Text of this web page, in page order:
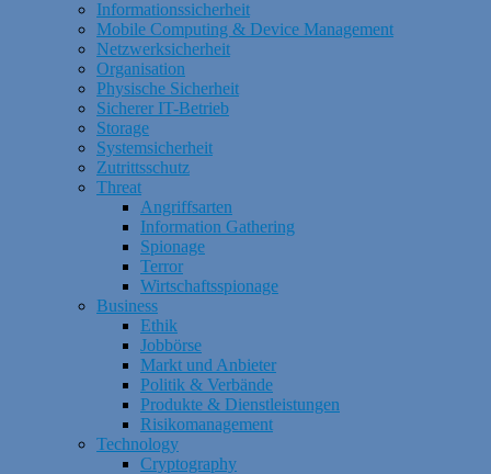
Informationssicherheit
Mobile Computing & Device Management
Netzwerksicherheit
Organisation
Physische Sicherheit
Sicherer IT-Betrieb
Storage
Systemsicherheit
Zutrittsschutz
Threat
Angriffsarten
Information Gathering
Spionage
Terror
Wirtschaftsspionage
Business
Ethik
Jobbörse
Markt und Anbieter
Politik & Verbände
Produkte & Dienstleistungen
Risikomanagement
Technology
Cryptography